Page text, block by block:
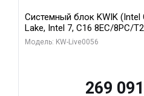
Системный блок KWIK (Intel
Lake, Intel 7, C16 8EC/8PC/
Palit RTX5080 INFINITY 3 OC
Модель: KW-Live0056
269